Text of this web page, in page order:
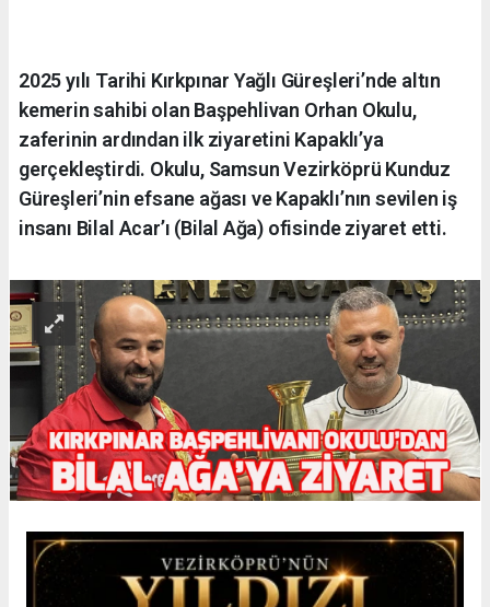
2025 yılı Tarihi Kırkpınar Yağlı Güreşleri’nde altın
kemerin sahibi olan Başpehlivan Orhan Okulu,
zaferinin ardından ilk ziyaretini Kapaklı’ya
gerçekleştirdi. Okulu, Samsun Vezirköprü Kunduz
Güreşleri’nin efsane ağası ve Kapaklı’nın sevilen iş
insanı Bilal Acar’ı (Bilal Ağa) ofisinde ziyaret etti.